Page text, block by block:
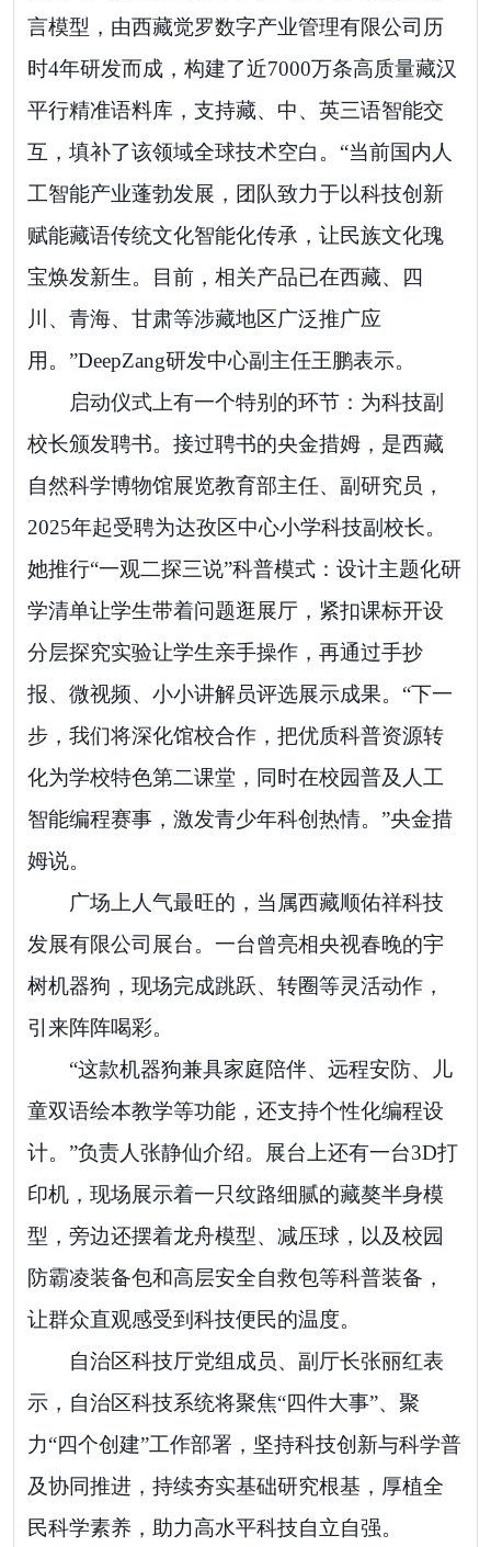
言模型，由西藏觉罗数字产业管理有限公司历
时4年研发而成，构建了近7000万条高质量藏汉
平行精准语料库，支持藏、中、英三语智能交
互，填补了该领域全球技术空白。“当前国内人
工智能产业蓬勃发展，团队致力于以科技创新
赋能藏语传统文化智能化传承，让民族文化瑰
宝焕发新生。目前，相关产品已在西藏、四
川、青海、甘肃等涉藏地区广泛推广应
用。”DeepZang研发中心副主任王鹏表示。
启动仪式上有一个特别的环节：为科技副
校长颁发聘书。接过聘书的央金措姆，是西藏
自然科学博物馆展览教育部主任、副研究员，
2025年起受聘为达孜区中心小学科技副校长。
她推行“一观二探三说”科普模式：设计主题化研
学清单让学生带着问题逛展厅，紧扣课标开设
分层探究实验让学生亲手操作，再通过手抄
报、微视频、小小讲解员评选展示成果。“下一
步，我们将深化馆校合作，把优质科普资源转
化为学校特色第二课堂，同时在校园普及人工
智能编程赛事，激发青少年科创热情。”央金措
姆说。
广场上人气最旺的，当属西藏顺佑祥科技
发展有限公司展台。一台曾亮相央视春晚的宇
树机器狗，现场完成跳跃、转圈等灵活动作，
引来阵阵喝彩。
“这款机器狗兼具家庭陪伴、远程安防、儿
童双语绘本教学等功能，还支持个性化编程设
计。”负责人张静仙介绍。展台上还有一台3D打
印机，现场展示着一只纹路细腻的藏獒半身模
型，旁边还摆着龙舟模型、减压球，以及校园
防霸凌装备包和高层安全自救包等科普装备，
让群众直观感受到科技便民的温度。
自治区科技厅党组成员、副厅长张丽红表
示，自治区科技系统将聚焦“四件大事”、聚
力“四个创建”工作部署，坚持科技创新与科学普
及协同推进，持续夯实基础研究根基，厚植全
民科学素养，助力高水平科技自立自强。